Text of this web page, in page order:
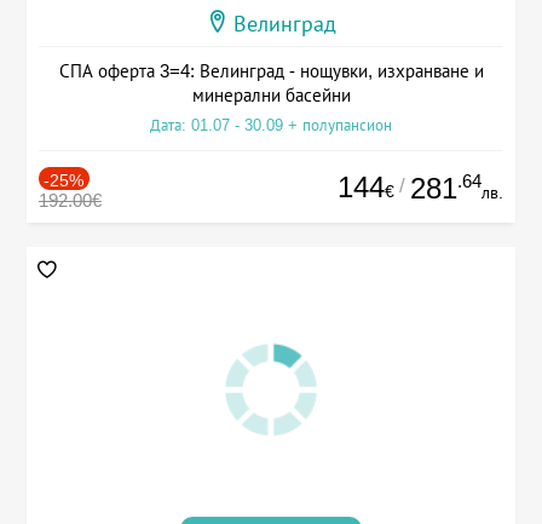
Велинград
СПА оферта 3=4: Велинград - нощувки, изхранване и
минерални басейни
Дата: 01.07 - 30.09 + полупансион
-25%
192.00€ 144€ / 281.64
лв.